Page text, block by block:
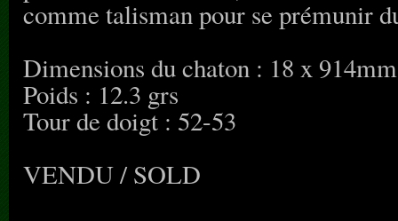
comme talisman pour se prémunir
Dimensions du chaton : 18 x
Poids : 12.3 grs
Tour de doigt : 52-53
VENDU / SOLD